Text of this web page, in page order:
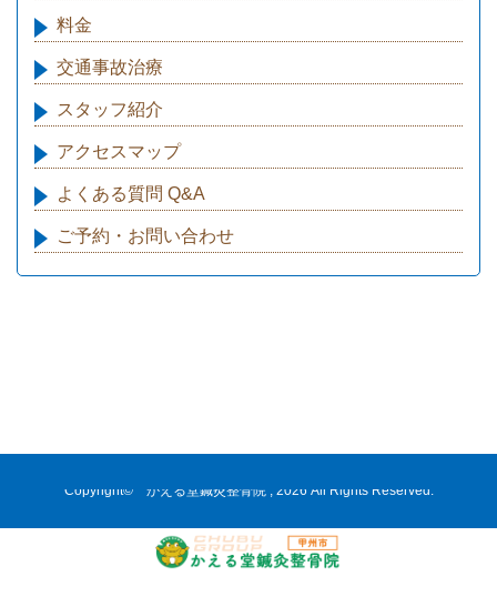
料金
交通事故治療
スタッフ紹介
アクセスマップ
よくある質問 Q&A
ご予約・お問い合わせ
Copyright© かえる堂鍼灸整骨院 , 2026 All Rights Reserved.